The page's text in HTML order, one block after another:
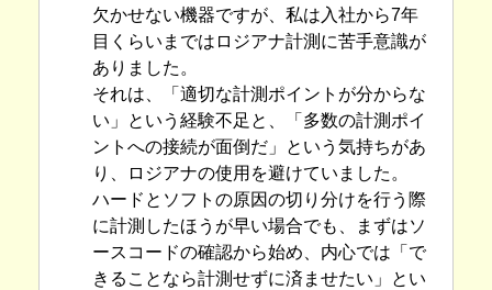
欠かせない機器ですが、私は入社から7年
目くらいまではロジアナ計測に苦手意識が
ありました。
それは、「適切な計測ポイントが分からな
い」という経験不足と、「多数の計測ポイ
ントへの接続が面倒だ」という気持ちがあ
り、ロジアナの使用を避けていました。
ハードとソフトの原因の切り分けを行う際
に計測したほうが早い場合でも、まずはソ
ースコードの確認から始め、内心では「で
きることなら計測せずに済ませたい」とい